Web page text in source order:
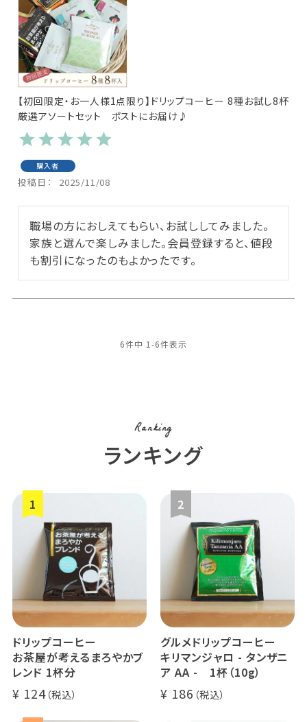
【初回限定・お一人様1点限り】ドリップコーヒー 8種お試し8杯
厳選アソートセット ポストにお届け♪
購入者
投稿日 2025/11/08
職場の方におしえてもらい、お試ししてみました。
家族と選んで楽しみました。会員登録すると、値段
も割引になったのもよかったです。
6件中 1 -6件表示
Ranking
ランキング
ドリップコーヒー
お茶屋が考えるまろやかブ
レンド 1杯分
124
グルメドリップコーヒー
キリマンジャロ - タンザニ
ア AA - 1杯（10g）
186